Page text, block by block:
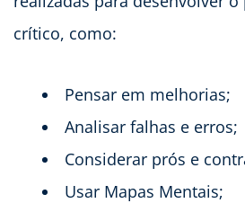
crítico, como:
Pensar em melhorias;
Analisar falhas e erros;
Considerar prós e
Usar Mapas Mentais;